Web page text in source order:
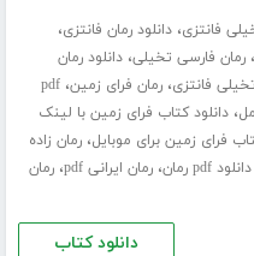
فانتزی،دانلود رمان فانتزی،
،رمان فارسی تخیلی،دانلود رمان
فانتزی،رمان فرای زمین،pdf
،دانلود کتاب فرای زمین با لینک
فرای زمین برای موبایل،رمان زاده
دانلود pdf رمان ،رمان ایرانی pdf ،رمان
دانلود کتاب